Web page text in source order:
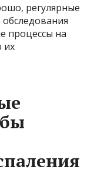
регулярные
процессы на
их